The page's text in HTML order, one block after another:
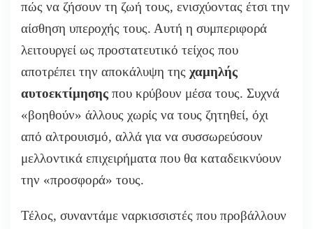
πώς να ζήσουν τη ζωή τους, ενισχύοντας έτσι την
αίσθηση υπεροχής τους. Αυτή η συμπεριφορά
λειτουργεί ως προστατευτικό τείχος που
αποτρέπει την αποκάλυψη της χαμηλής
αυτοεκτίμησης που κρύβουν μέσα τους. Συχνά
«βοηθούν» άλλους χωρίς να τους ζητηθεί, όχι
από αλτρουισμό, αλλά για να συσσωρεύσουν
μελλοντικά επιχειρήματα που θα καταδεικνύουν
την «προσφορά» τους.
Τέλος, συναντάμε ναρκισσιστές που προβάλλουν